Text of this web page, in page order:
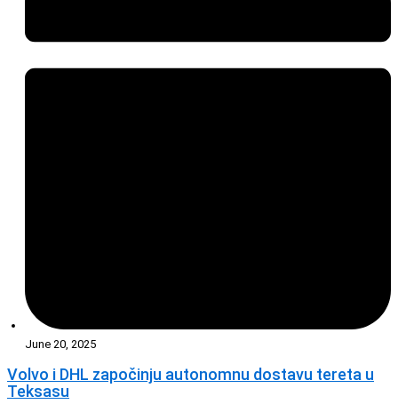
June 20, 2025
Volvo i DHL započinju autonomnu dostavu tereta u
Teksasu